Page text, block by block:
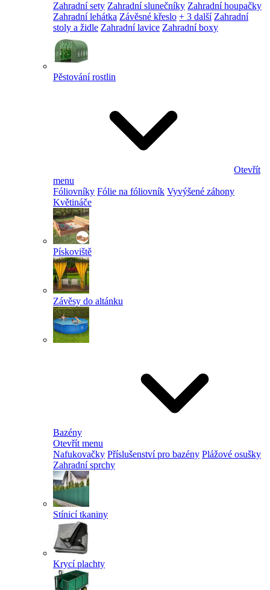
Zahradní sety Zahradní slunečníky Zahradní houpačky
Zahradní lehátka Závěsné křeslo + 3 další Zahradní
stoly a židle Zahradní lavice Zahradní boxy
Pěstování rostlin
Otevřít
menu
Fóliovníky Fólie na fóliovník Vyvýšené záhony
Květináče
Pískoviště
Závěsy do altánku
Bazény
Otevřít menu
Nafukovačky Příslušenství pro bazény Plážové osušky
Zahradní sprchy
Stínicí tkaniny
Krycí plachty